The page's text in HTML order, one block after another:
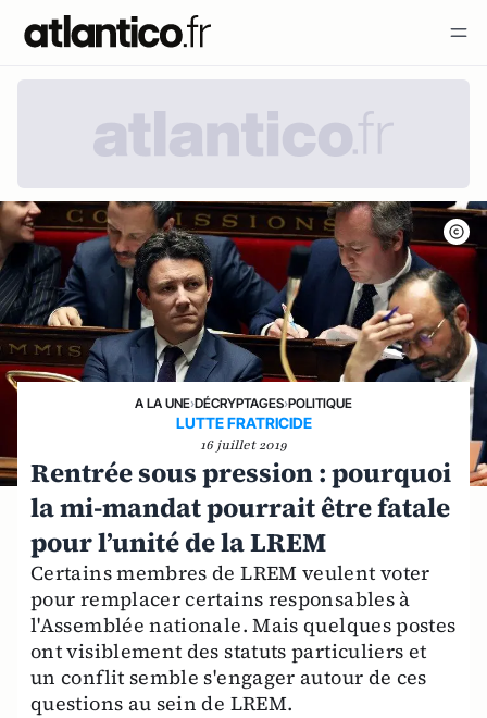
A LA UNE›DÉCRYPTAGES›POLITIQUE
LUTTE FRATRICIDE
16 juillet 2019
Rentrée sous pression : pourquoi
la mi-mandat pourrait être fatale
pour l’unité de la LREM
Certains membres de LREM veulent voter
pour remplacer certains responsables à
l'Assemblée nationale. Mais quelques postes
ont visiblement des statuts particuliers et
un conflit semble s'engager autour de ces
questions au sein de LREM.